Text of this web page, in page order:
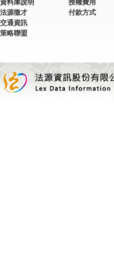
資料庫說明
法源徵才
交通資訊
策略聯盟
授權費用
付款方式